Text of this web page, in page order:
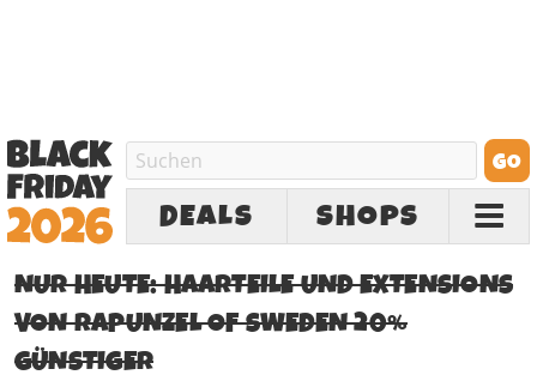
DEALS SHOPS
NUR HEUTE: HAARTEILE UND EXTENSIONS
VON RAPUNZEL OF SWEDEN 20%
GÜNSTIGER